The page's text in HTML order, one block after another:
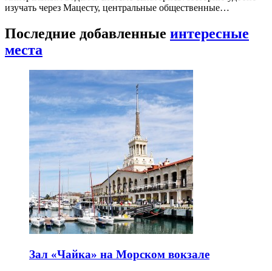
изучать через Мацесту, центральные общественные…
Последние добавленные интересные
места
Зал «Чайка» на Морском вокзале